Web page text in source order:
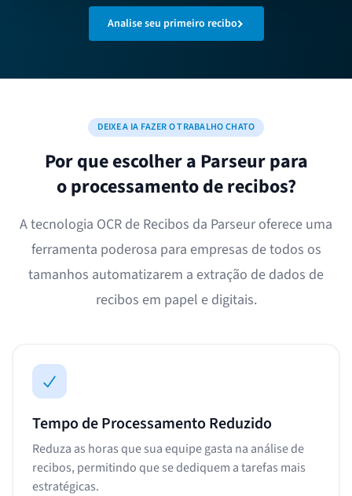
Analise seu primeiro recibo
DEIXE A IA FAZER O TRABALHO CHATO
Por que escolher a Parseur para
o processamento de recibos?
A tecnologia OCR de Recibos da Parseur oferece uma
ferramenta poderosa para empresas de todos os
tamanhos automatizarem a extração de dados de
recibos em papel e digitais.
Tempo de Processamento Reduzido
Reduza as horas que sua equipe gasta na análise de
recibos, permitindo que se dediquem a tarefas mais
estratégicas.